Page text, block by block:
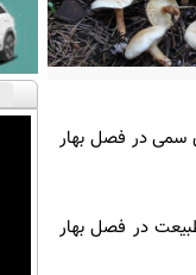
سمی در فصل بهار
در فصل بهار